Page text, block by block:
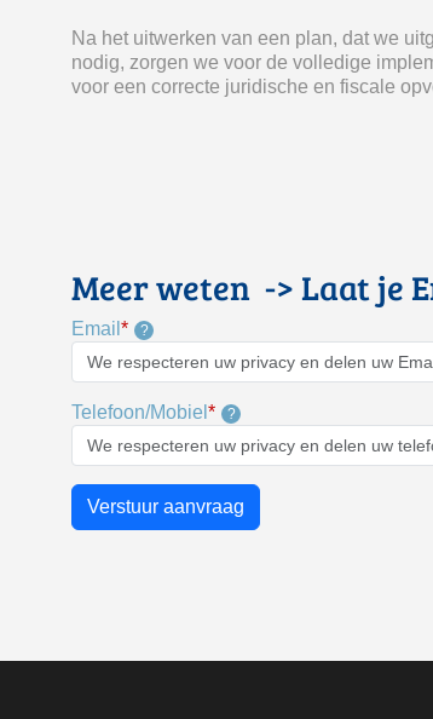
Na het uitwerken van een plan, dat we
nodig, zorgen we voor de volledige
voor een correcte juridische en fiscale
Meer weten -> Laat je
Email * ?
Telefoon/Mobiel * ?